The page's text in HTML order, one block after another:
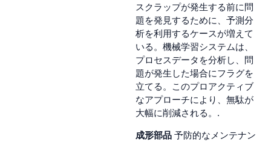
スクラップが発生する前に問
題を発見するために、予測分
析を利用するケースが増えて
いる。機械学習システムは、
プロセスデータを分析し、問
題が発生した場合にフラグを
立てる。このプロアクティブ
なアプローチにより、無駄が
大幅に削減される。.
成形部品 予防的なメンテナン